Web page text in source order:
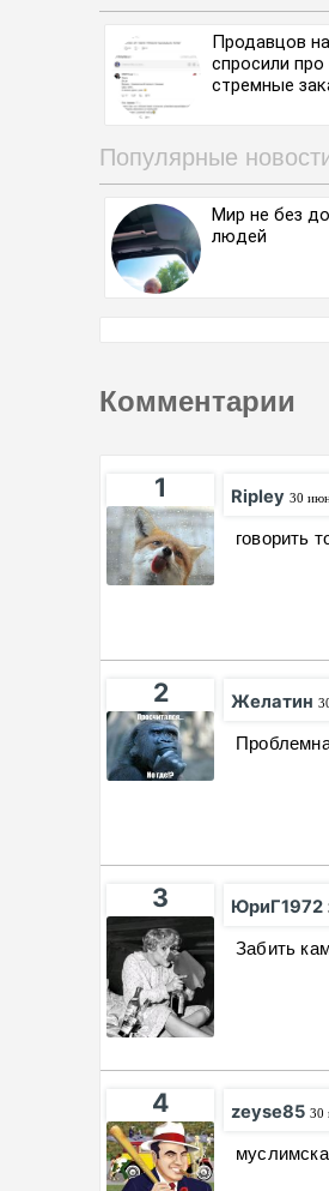
Продавцов
спросили
стремные
Популярные
Мир не без
людей
Комментарии
1 Ripley 30
говорить
2 Желатин
3 ЮриГ1972
Забить
4 zeyse85 30